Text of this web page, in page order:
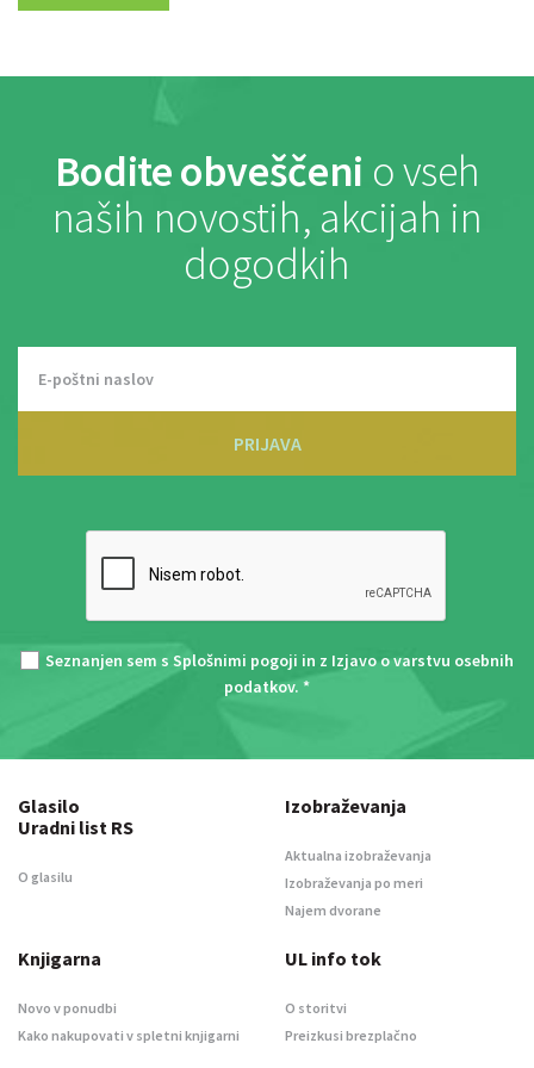
Bodite obveščeni o vseh
naših novostih, akcijah in
dogodkih
PRIJAVA
Seznanjen sem s Splošnimi pogoji in z Izjavo o varstvu osebnih
podatkov. *
Glasilo
Uradni list RS
O glasilu
Izobraževanja
Aktualna izobraževanja
Izobraževanja po meri
Najem dvorane
Knjigarna
Novo v ponudbi
Kako nakupovati v spletni knjigarni
UL info tok
O storitvi
Preizkusi brezplačno